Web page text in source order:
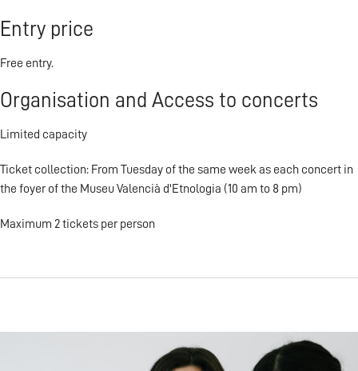
Entry price
Free entry.
Organisation and Access to concerts
Limited capacity
Ticket collection: From Tuesday of the same week as each concert in
the foyer of the Museu Valencià d'Etnologia (10 am to 8 pm)
Maximum 2 tickets per person